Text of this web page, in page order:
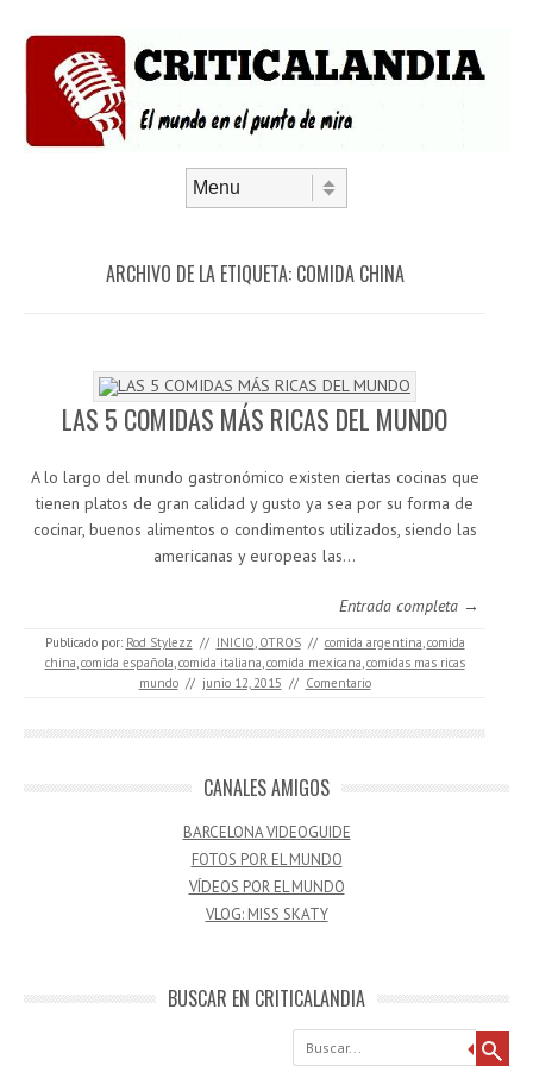
ARCHIVO DE LA ETIQUETA: COMIDA CHINA
LAS 5 COMIDAS MÁS RICAS DEL MUNDO
A lo largo del mundo gastronómico existen ciertas cocinas que
tienen platos de gran calidad y gusto ya sea por su forma de
cocinar, buenos alimentos o condimentos utilizados, siendo las
americanas y europeas las…
Entrada completa →
Publicado por: Rod Stylezz // INICIO, OTROS // comida argentina,comida
china,comida española,comida italiana,comida mexicana,comidas mas ricas
mundo // junio 12, 2015 // Comentario
CANALES AMIGOS
BARCELONA VIDEOGUIDE
FOTOS POR EL MUNDO
VÍDEOS POR EL MUNDO
VLOG: MISS SKATY
BUSCAR EN CRITICALANDIA
Buscar